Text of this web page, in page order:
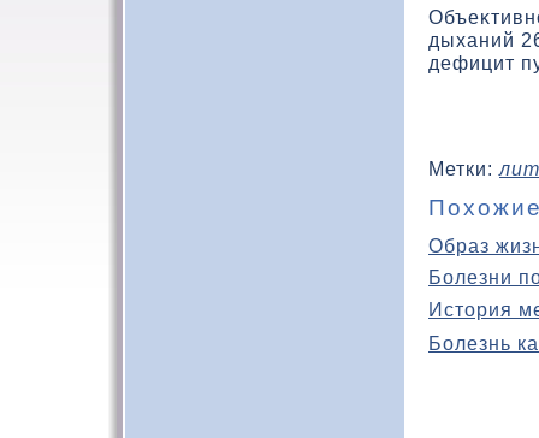
дыханий
дефицит
Метки:
Образ
Болезни
История
Болезнь